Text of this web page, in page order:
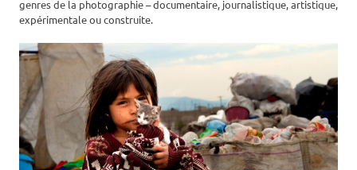
genres de la photographie – documentaire, journalistique, artistique,
expérimentale ou construite.